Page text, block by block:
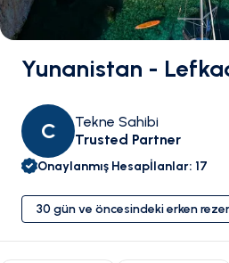
Yunanistan -
C
Tekne Sahibi
Trusted Partner
Onaylanmış Hesapİlanlar: 17
30 gün ve öncesindeki erken